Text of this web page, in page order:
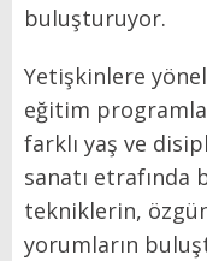
buluşturuyor.
Yetişkinlere
eğitim
farklı yaş ve
sanatı etrafında
tekniklerin,
yorumların